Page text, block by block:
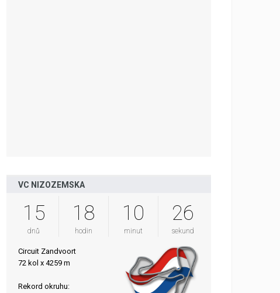
VC NIZOZEMSKA
15
dnů
18
hodin
10
minut
25
sekund
Circuit Zandvoort
72 kol x 4259 m
Rekord okruhu: